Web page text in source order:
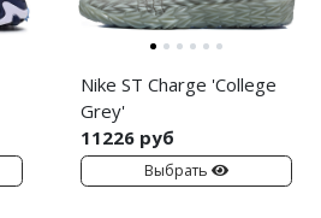
Nike ST Charge 'College
Grey'
11226 руб
Выбрать